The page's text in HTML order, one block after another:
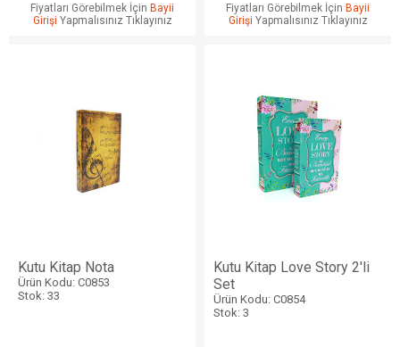
Fiyatları Görebilmek İçin Bayii
Girişi Yapmalısınız Tıklayınız
Fiyatları Görebilmek İçin Bayii
Girişi Yapmalısınız Tıklayınız
Kutu Kitap Nota
Ürün Kodu: C0853
Stok: 33
Kutu Kitap Love Story 2'li
Set
Ürün Kodu: C0854
Stok: 3